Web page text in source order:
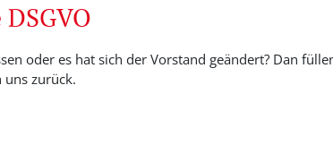
oder es hat sich der Vorstand geändert? Dan
uns zurück.